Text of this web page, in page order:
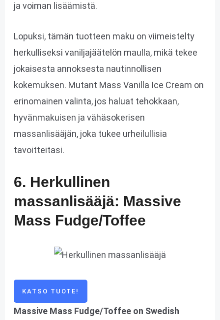
ja voiman lisäämistä.
Lopuksi, tämän tuotteen maku on viimeistelty
herkulliseksi vaniljajäätelön maulla, mikä tekee
jokaisesta annoksesta nautinnollisen
kokemuksen. Mutant Mass Vanilla Ice Cream on
erinomainen valinta, jos haluat tehokkaan,
hyvänmakuisen ja vähäsokerisen
massanlisääjän, joka tukee urheilullisia
tavoitteitasi.
6. Herkullinen
massanlisääjä: Massive
Mass Fudge/Toffee
KATSO TUOTE!
Massive Mass Fudge/Toffee on Swedish